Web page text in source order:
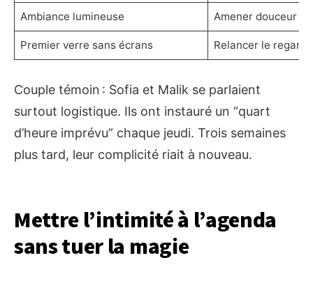
Ambiance lumineuse Amener douceur
Premier verre sans écrans Relancer le regard
Couple témoin : Sofia et Malik se parlaient
surtout logistique. Ils ont instauré un “quart
d’heure imprévu” chaque jeudi. Trois semaines
plus tard, leur complicité riait à nouveau.
Mettre l’intimité à l’agenda
sans tuer la magie